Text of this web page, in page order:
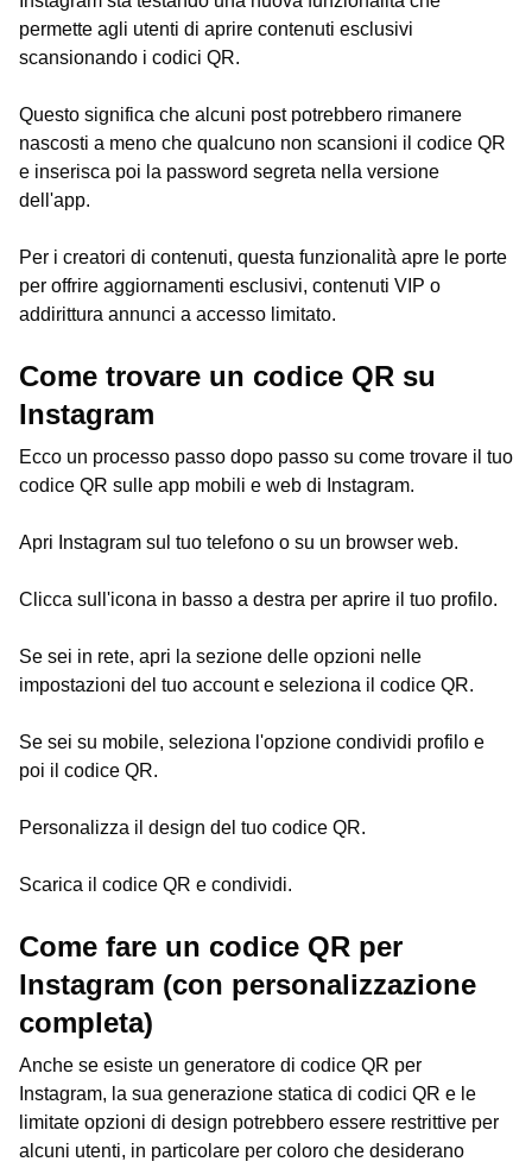
permette agli utenti di aprire contenuti esclusivi
scansionando i codici QR.
Questo significa che alcuni post potrebbero rimanere
nascosti a meno che qualcuno non scansioni il codice QR
e inserisca poi la password segreta nella versione
dell'app.
Per i creatori di contenuti, questa funzionalità apre le porte
per offrire aggiornamenti esclusivi, contenuti VIP o
addirittura annunci a accesso limitato.
Come trovare un codice QR su
Instagram
Ecco un processo passo dopo passo su come trovare il tuo
codice QR sulle app mobili e web di Instagram.
Apri Instagram sul tuo telefono o su un browser web.
Clicca sull'icona in basso a destra per aprire il tuo profilo.
Se sei in ​​rete, apri la sezione delle opzioni nelle
impostazioni del tuo account e seleziona il codice QR.
Se sei su mobile, seleziona l'opzione condividi profilo e
poi il codice QR.
Personalizza il design del tuo codice QR.
Scarica il codice QR e condividi.
Come fare un codice QR per
Instagram (con personalizzazione
completa)
Anche se esiste un generatore di codice QR per
Instagram, la sua generazione statica di codici QR e le
limitate opzioni di design potrebbero essere restrittive per
alcuni utenti, in particolare per coloro che desiderano